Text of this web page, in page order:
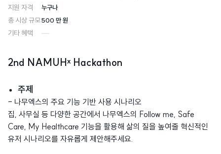
지원 자격 누구나
총 시상 규모500 만 원
기타 혜택
2nd NAMUHˣ Hackathon
주제
- 나무엑스의 주요 기능 기반 사용 시나리오
집, 사무실 등 다양한 공간에서 나무엑스의 Follow me, Safe
Care, My Healthcare 기능을 활용해 삶의 질을 높여줄 혁신적인
유저 시나리오를 자유롭게 제안해주세요.